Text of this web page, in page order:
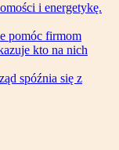
i energetykę.
pomóc firmom
kto na nich
spóźnia się z